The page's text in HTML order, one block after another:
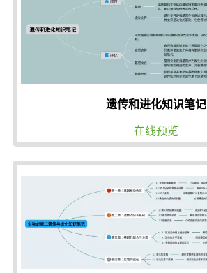
遗传和进化知识笔记
在线预览